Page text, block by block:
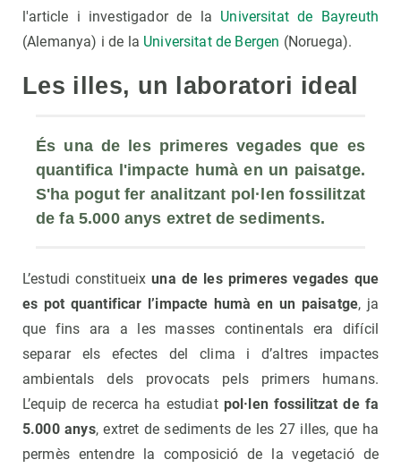
l'article i investigador de la Universitat de Bayreuth
(Alemanya) i de la Universitat de Bergen (Noruega).
Les illes, un laboratori ideal
És una de les primeres vegades que es
quantifica l'impacte humà en un paisatge.
S'ha pogut fer analitzant pol·len fossilitzat
de fa 5.000 anys extret de sediments.
L’estudi constitueixuna de les primeres vegades que
es pot quantificar l’impacte humà en un paisatge, ja
que fins ara a les masses continentals era difícil
separar els efectes del clima i d’altres impactes
ambientals dels provocats pels primers humans.
L’equip de recerca ha estudiat pol·len fossilitzat de fa
5.000 anys, extret de sediments de les 27 illes, que ha
permès entendre la composició de la vegetació de